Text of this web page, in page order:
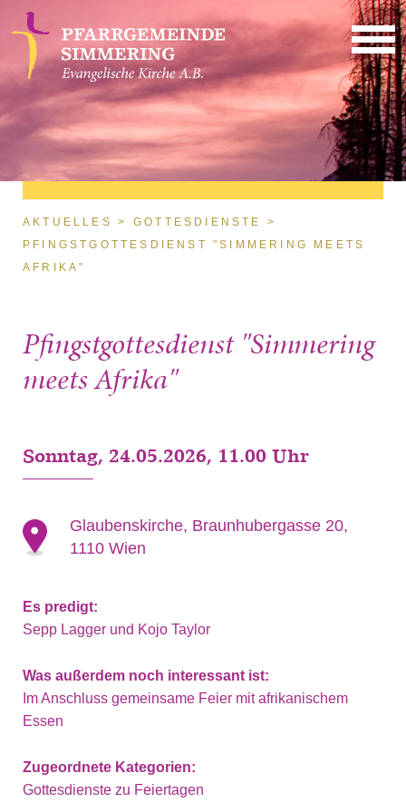
Direkt zum Inhalt
Sie sind hier
AKTUELLES
GOTTESDIENSTE
PFINGSTGOTTESDIENST "SIMMERING MEETS
AFRIKA"
Pfingstgottesdienst "Simmering
meets Afrika"
Sonntag, 24.05.2026, 11.00 Uhr
Glaubenskirche, Braunhubergasse 20,
1110 Wien
Es predigt:
Sepp Lagger und Kojo Taylor
Was außerdem noch interessant ist:
Im Anschluss gemeinsame Feier mit afrikanischem
Essen
Zugeordnete Kategorien:
Gottesdienste zu Feiertagen